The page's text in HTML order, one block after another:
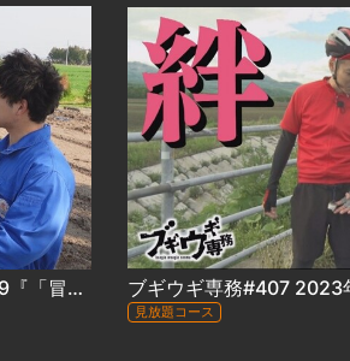
ハレバレティモンディ 7月19日放送 #109『「冒険グルメ」前田ファームに流れ星☆登場&メニュー開発・ゆり根編』 ブギウギ専務#407 2023
見放題コース